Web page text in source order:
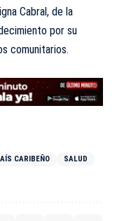
Cabral, de la
por su
comunitarios.
CARIBEÑO
SALUD